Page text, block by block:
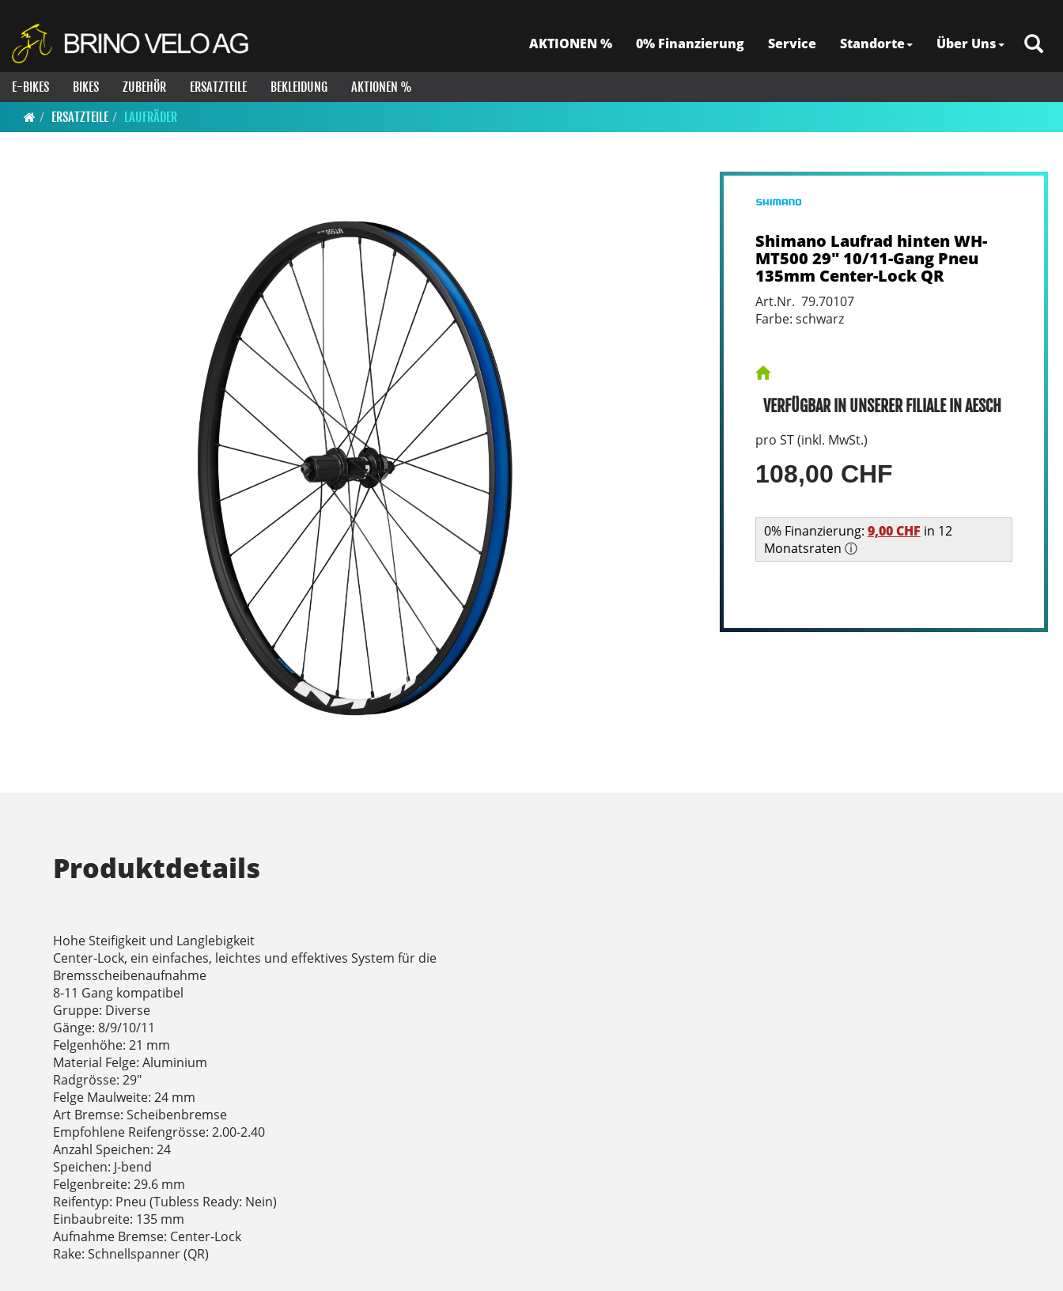
AKTIONEN % 0% Finanzierung Service Standorte Über Uns
E-BIKES BIKES ZUBEHÖR ERSATZTEILE BEKLEIDUNG
AKTIONEN %
ERSATZTEILE
LAUFRÄDER
Shimano Laufrad hinten WH-
MT500 29" 10/11-Gang Pneu
135mm Center-Lock QR
Art.Nr. 79.70107
Farbe: schwarz
VERFÜGBAR IN UNSERER FILIALE IN AESCH
pro ST (inkl. MwSt.)
108,00 CHF
0% Finanzierung: 9,00 CHF in 12
Monatsraten ⓘ
Produktdetails
Hohe Steifigkeit und Langlebigkeit
Center-Lock, ein einfaches, leichtes und effektives System für die
Bremsscheibenaufnahme
8-11 Gang kompatibel
Gruppe: Diverse
Gänge: 8/9/10/11
Felgenhöhe: 21 mm
Material Felge: Aluminium
Radgrösse: 29"
Felge Maulweite: 24 mm
Art Bremse: Scheibenbremse
Empfohlene Reifengrösse: 2.00-2.40
Anzahl Speichen: 24
Speichen: J-bend
Felgenbreite: 29.6 mm
Reifentyp: Pneu (Tubless Ready: Nein)
Einbaubreite: 135 mm
Aufnahme Bremse: Center-Lock
Rake: Schnellspanner (QR)